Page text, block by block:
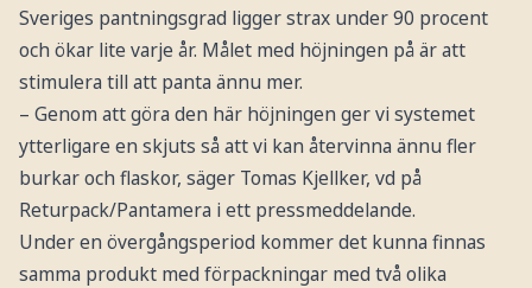
Sveriges pantningsgrad ligger strax under 90 procent
och ökar lite varje år. Målet med höjningen på är att
stimulera till att panta ännu mer.
– Genom att göra den här höjningen ger vi systemet
ytterligare en skjuts så att vi kan återvinna ännu fler
burkar och flaskor, säger Tomas Kjellker, vd på
Returpack/Pantamera i ett pressmeddelande.
Under en övergångsperiod kommer det kunna finnas
samma produkt med förpackningar med två olika